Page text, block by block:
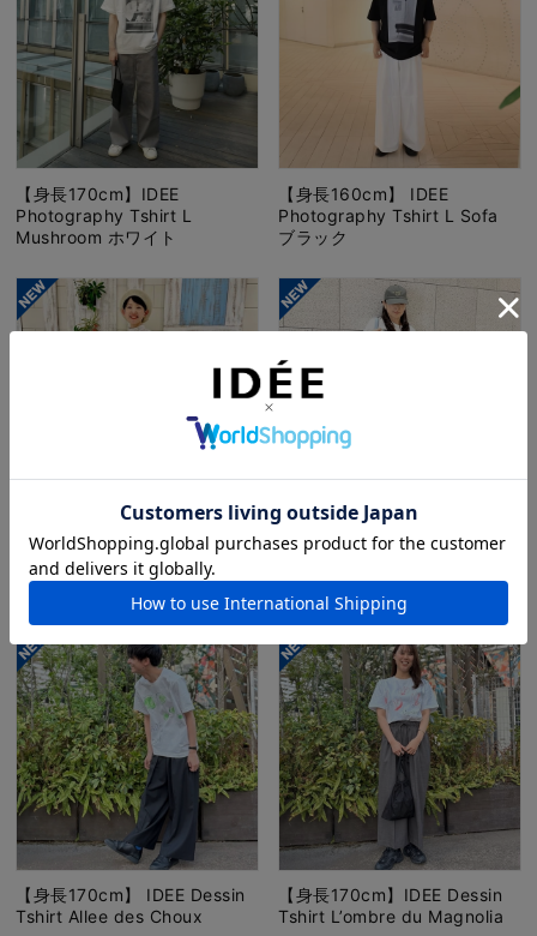
【身長170cm】IDEE
Photography Tshirt L
Mushroom ホワイト
【身長160cm】 IDEE
Photography Tshirt L Sofa
ブラック
【身長162cm】H& by POOL
Gathered Skirt Off White
Stripe
【身長165cm】H& by POOL
Wash 36
【身長170cm】 IDEE Dessin
Tshirt Allee des Choux
【身長170cm】IDEE Dessin
Tshirt L’ombre du Magnolia